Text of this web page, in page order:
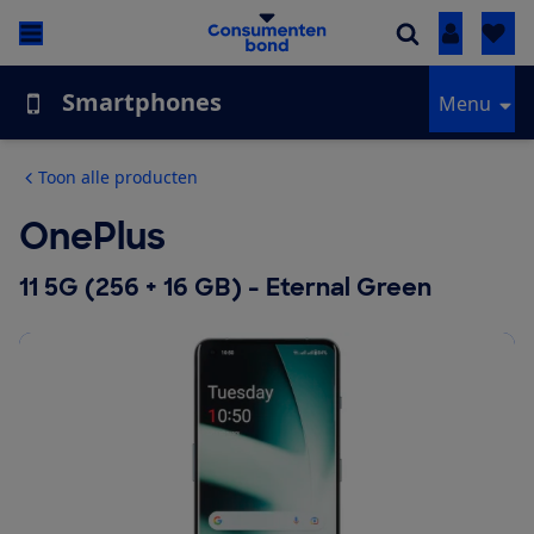
Inloggen
Smartphones Menu
Toon alle producten
OnePlus
11 5G (256 + 16 GB) - Eternal Green